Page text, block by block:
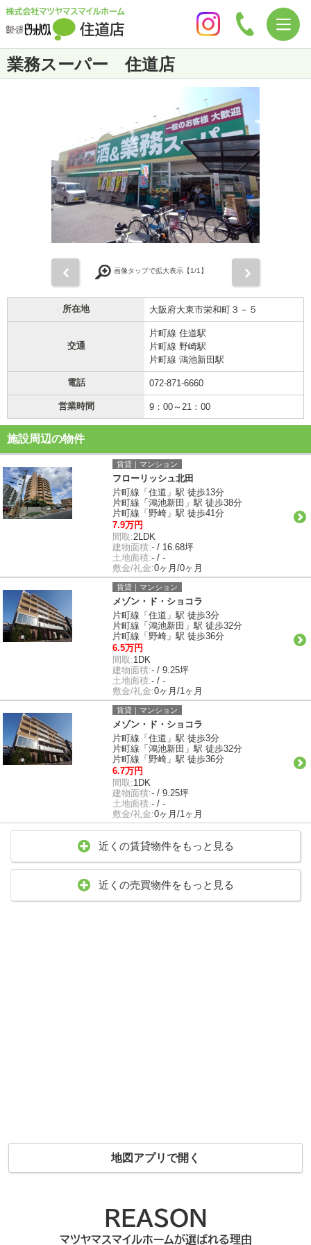
業務スーパー 住道店
画像タップで拡大表示【1/1】
所在地 大阪府大東市栄和町３－５
交通
片町線 住道駅
片町線 野崎駅
片町線 鴻池新田駅
電話 072-871-6660
営業時間 9：00～21：00
施設周辺の物件
賃貸｜マンション
フローリッシュ北田
片町線「住道」駅 徒歩13分
片町線「鴻池新田」駅 徒歩38分
片町線「野崎」駅 徒歩41分
7.9万円
間取:2LDK
建物面積:- / 16.68坪
土地面積:- / -
敷金/礼金:0ヶ月/0ヶ月
賃貸｜マンション
メゾン・ド・ショコラ
片町線「住道」駅 徒歩3分
片町線「鴻池新田」駅 徒歩32分
片町線「野崎」駅 徒歩36分
6.5万円
間取:1DK
建物面積:- / 9.25坪
土地面積:- / -
敷金/礼金:0ヶ月/1ヶ月
賃貸｜マンション
メゾン・ド・ショコラ
片町線「住道」駅 徒歩3分
片町線「鴻池新田」駅 徒歩32分
片町線「野崎」駅 徒歩36分
6.7万円
間取:1DK
建物面積:- / 9.25坪
土地面積:- / -
敷金/礼金:0ヶ月/1ヶ月
近くの賃貸物件をもっと見る
近くの売買物件をもっと見る
地図アプリで開く
REASON
マツヤマスマイルホームが選ばれる理由